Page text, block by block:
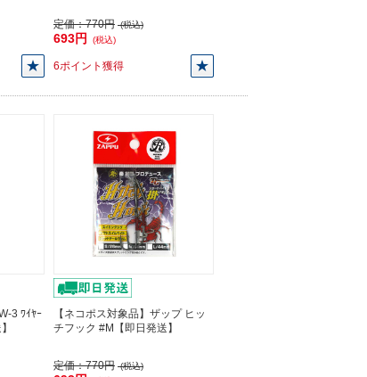
定価：770円 (税込)
693円 (税込)
6ポイント獲得
3 ﾜｲﾔｰ
【ネコポス対象品】ザップ ヒッ
チフック #M【即日発送】
定価：770円 (税込)